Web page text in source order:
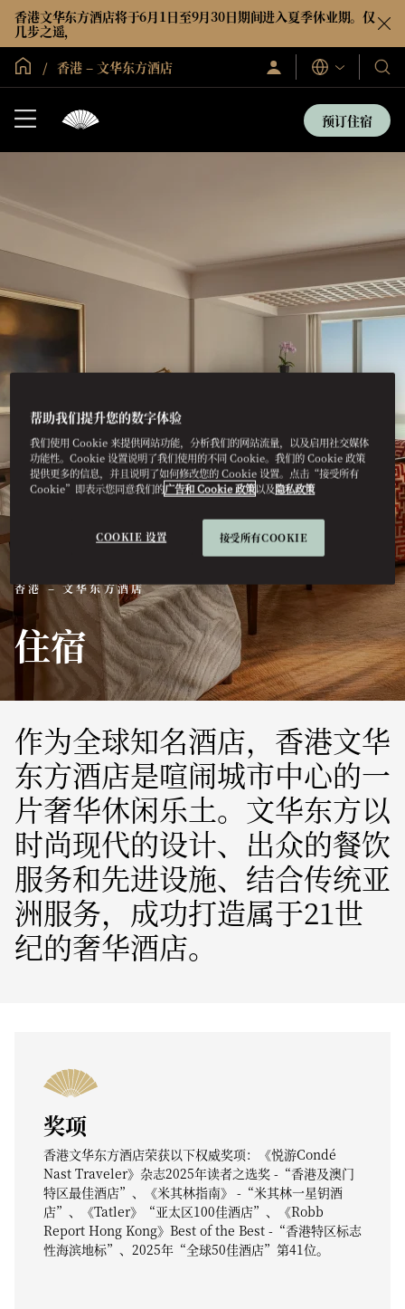
香港文华东方酒店将于6月1日至9月30日期间进入夏季休业期。仅
几步之遥，
全球首页
香港 – 文华东方酒店
登
录/
语
言
我
们
的
酒
预订住宿
香港 – 文华东方酒店
住宿
作为全球知名酒店，香港文华
东方酒店是喧闹城市中心的一
片奢华休闲乐土。文华东方以
时尚现代的设计、出众的餐饮
服务和先进设施、结合传统亚
洲服务，成功打造属于21世
纪的奢华酒店。
奖项
香港文华东方酒店荣获以下权威奖项：《悦游Condé
Nast Traveler》杂志2025年读者之选奖 -“香港及澳门
特区最佳酒店”、《米其林指南》 -“米其林一星钥酒
店”、《Tatler》“亚太区100佳酒店”、《Robb
Report Hong Kong》Best of the Best -“香港特区标志
性海滨地标”、2025年“全球50佳酒店”第41位。
帮助我们提升您的数字体验
我们使用 Cookie 来提供网站功能，分析我们的网站流量，以及启用社交媒体
功能性。Cookie 设置说明了我们使用的不同 Cookie。我们的 Cookie 政策
提供更多的信息，并且说明了如何修改您的 Cookie 设置。点击“接受所有
Cookie”即表示您同意我们的广告和 Cookie 政策以及隐私政策
COOKIE 设置 接受所有COOKIE